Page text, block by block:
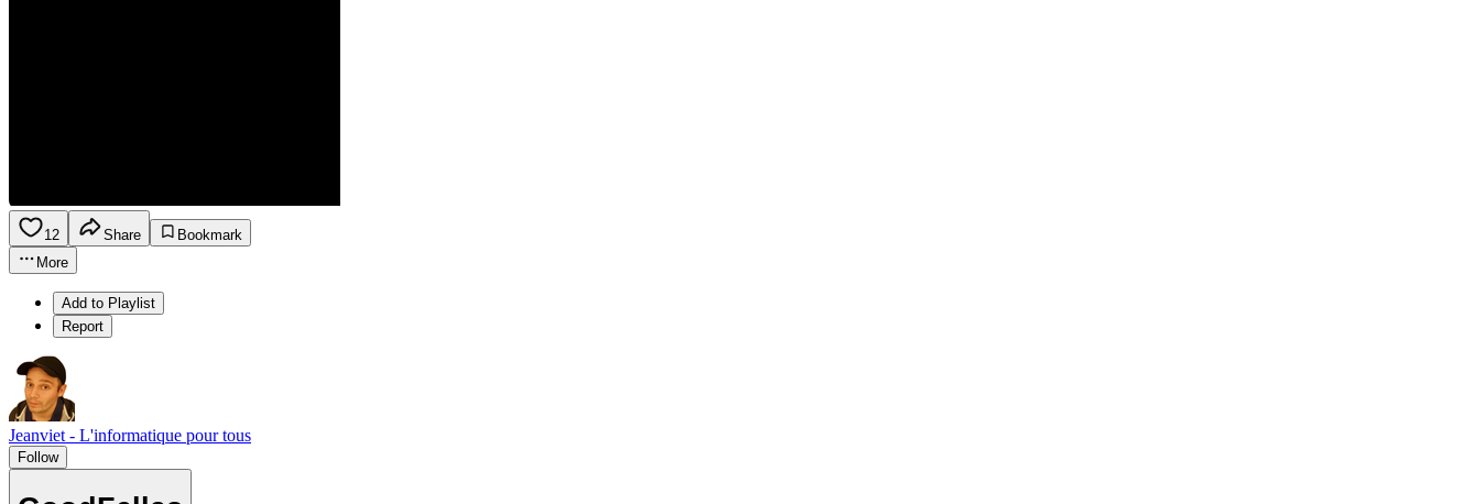
12 Share
Bookmark
More
Add to Playlist
Report
Jeanviet - L'informatique pour tous
Follow